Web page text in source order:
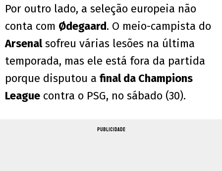
Por outro lado, a seleção europeia não
conta com Ødegaard. O meio-campista do
Arsenalsofreu várias lesões na última
temporada, mas ele está fora da partida
porque disputou a final da Champions
League contra o PSG, no sábado (30).
PUBLICIDADE